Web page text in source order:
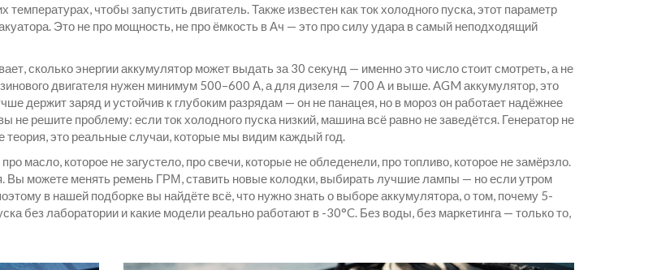
температурах, чтобы запустить двигатель. Также известен какток холодного пуска, этот параметр
Это не про мощность, не про ёмкость в Ач — это про силу удара в самый неподходящий
сколько энергии аккумулятор может выдать за 30 секунд — именно это число стоит смотреть, а не
двигателя нужен минимум 500–600 А, а для дизеля — 700 А и выше.AGM аккумулятор,это
держит заряд и устойчив к глубоким разрядам — он не панацея, но в мороз он работает надёжнее
решите проблему: если ток холодного пуска низкий, машина всё равно не заведётся. Генератор не
теория, это реальные случаи, которые мы видим каждый год.
масло, которое не загустело, про свечи, которые не обледенели, про топливо, которое не замёрзло.
Вы можете менять ремень ГРМ, ставить новые колодки, выбирать лучшие лампы — но если утром
в нашей подборке вы найдёте всё, что нужно знать о выборе аккумулятора, о том, почему 5-
без лаборатории и какие модели реально работают в -30°C. Без воды, без маркетинга — только то,